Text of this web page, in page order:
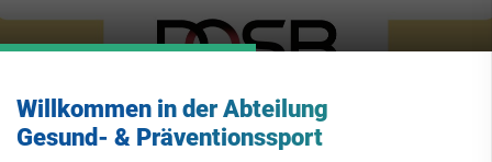
Willkommen in der Abteilung
Gesund- & Präventionssport